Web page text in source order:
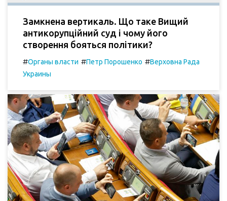
Замкнена вертикаль. Що таке Вищий
антикорупційний суд і чому його
створення бояться політики?
#Органы власти #Петр Порошенко #Верховна Рада
Украины